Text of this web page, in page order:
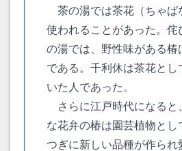
茶の湯では茶花（ちゃば
使われることがあった。侘
の湯では、野性味がある椿
である。千利休は茶花とし
いた人であった。
さらに江戸時代になると
な花弁の椿は園芸植物とし
つぎに新しい品種が作られ